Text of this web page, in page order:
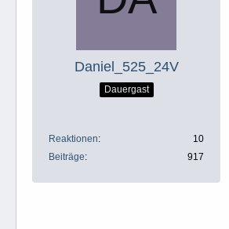
Daniel_525_24V
Dauergast
Reaktionen
10
Beiträge
917